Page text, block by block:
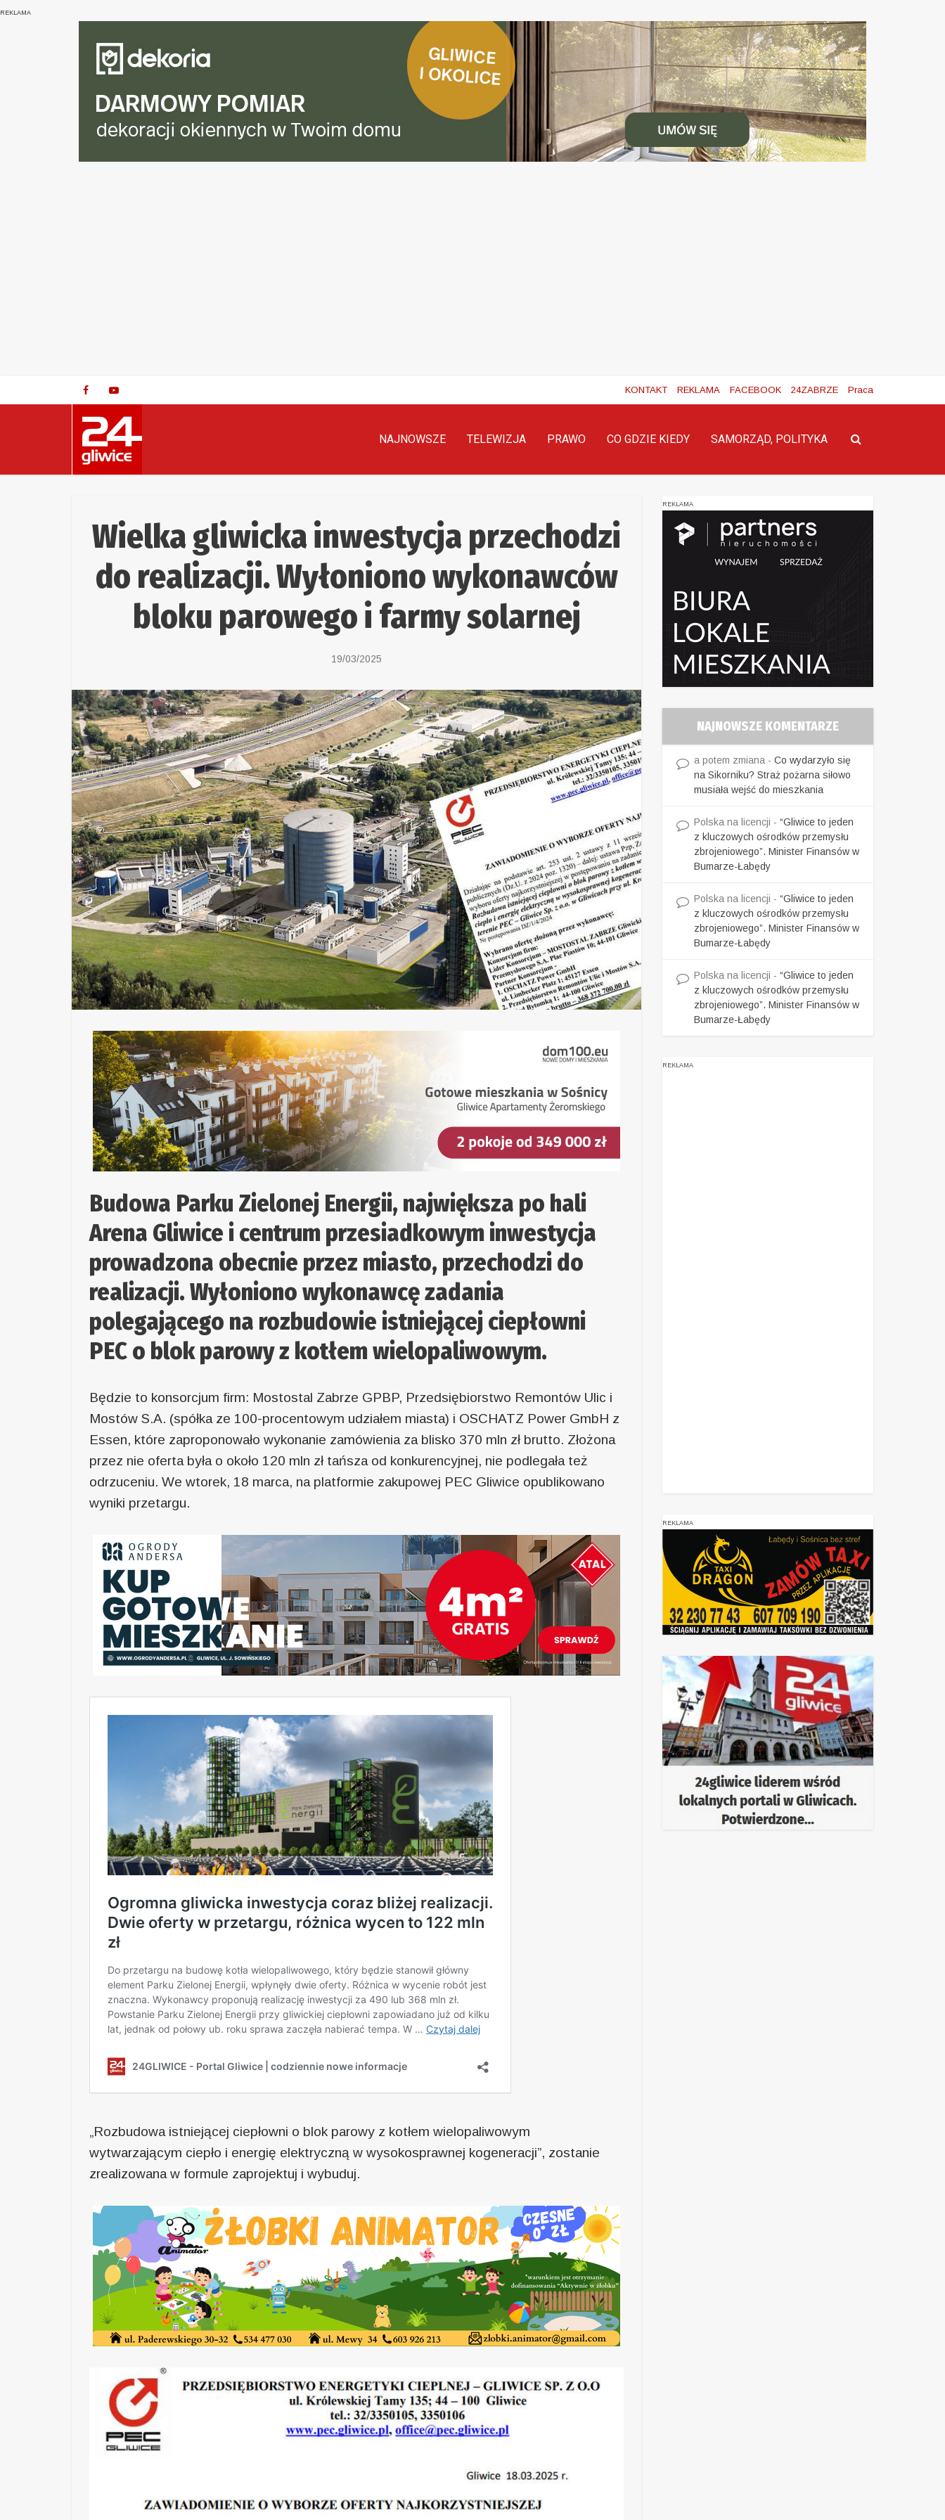
REKLAMA
KONTAKT REKLAMA FACEBOOK 24ZABRZE Praca
NAJNOWSZE TELEWIZJA PRAWO CO GDZIE KIEDY SAMORZĄD, POLITYKA
Wielka gliwicka inwestycja przechodzi
do realizacji. Wyłoniono wykonawców
bloku parowego i farmy solarnej
19/03/2025
Budowa Parku Zielonej Energii, największa po hali
Arena Gliwice i centrum przesiadkowym inwestycja
prowadzona obecnie przez miasto, przechodzi do
realizacji. Wyłoniono wykonawcę zadania
polegającego na rozbudowie istniejącej ciepłowni
PEC o blok parowy z kotłem wielopaliwowym.
Będzie to konsorcjum firm: Mostostal Zabrze GPBP, Przedsiębiorstwo Remontów Ulic i
Mostów S.A. (spółka ze 100-procentowym udziałem miasta) i OSCHATZ Power GmbH z
Essen, które zaproponowało wykonanie zamówienia za blisko 370 mln zł brutto. Złożona
przez nie oferta była o około 120 mln zł tańsza od konkurencyjnej, nie podlegała też
odrzuceniu. We wtorek, 18 marca, na platformie zakupowej PEC Gliwice opublikowano
wyniki przetargu.
„Rozbudowa istniejącej ciepłowni o blok parowy z kotłem wielopaliwowym
wytwarzającym ciepło i energię elektryczną w wysokosprawnej kogeneracji”, zostanie
zrealizowana w formule zaprojektuj i wybuduj.
REKLAMA
NAJNOWSZE KOMENTARZE
a potem zmiana - Co wydarzyło się
na Sikorniku? Straż pożarna siłowo
musiała wejść do mieszkania
Polska na licencji - “Gliwice to jeden
z kluczowych ośrodków przemysłu
zbrojeniowego”. Minister Finansów w
Bumarze-Łabędy
Polska na licencji - “Gliwice to jeden
z kluczowych ośrodków przemysłu
zbrojeniowego”. Minister Finansów w
Bumarze-Łabędy
Polska na licencji - “Gliwice to jeden
z kluczowych ośrodków przemysłu
zbrojeniowego”. Minister Finansów w
Bumarze-Łabędy
REKLAMA
REKLAMA